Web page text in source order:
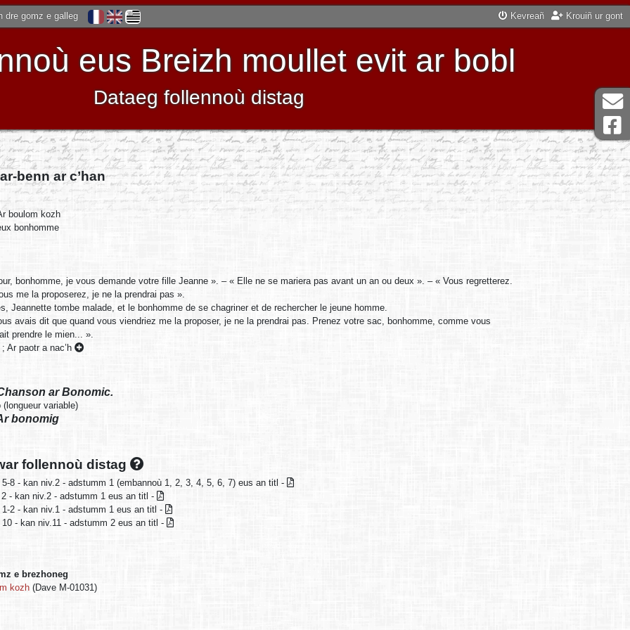
dre gomz e galleg Kevreañ Krouiñ ur gont
eus Breizh moullet evit ar bobl
Dataeg follennoù distag
benn ar c’han
boulom kozh
bonhomme
bonhomme, je vous demande votre fille Jeanne ». – « Elle ne se mariera pas avant un an ou deux ». – « Vous regretterez.
me la proposerez, je ne la prendrai pas ».
Jeannette tombe malade, et le bonhomme de se chagriner et de rechercher le jeune homme.
avais dit que quand vous viendriez me la proposer, je ne la prendrai pas. Prenez votre sac, bonhomme, comme vous
prendre le mien... ».
; Ar paotr a nac’h
ar Bonomic.
(longueur variable)
bonomig
follennoù distag
8 - kan niv.2 - adstumm 1 (embannoù 1, 2, 3, 4, 5, 6, 7) eus an titl -
- kan niv.2 - adstumm 1 eus an titl -
2 - kan niv.1 - adstumm 1 eus an titl -
- kan niv.11 - adstumm 2 eus an titl -
e brezhoneg
kozh(Dave M-01031)